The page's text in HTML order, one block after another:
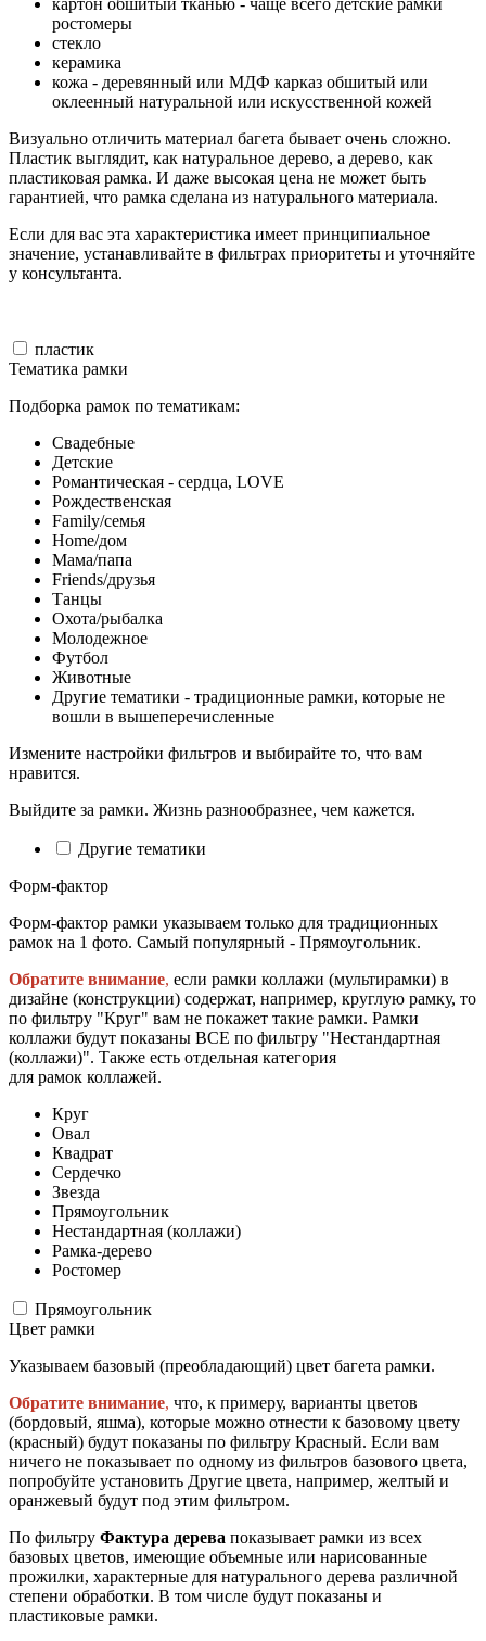
ростомеры
стекло
керамика
кожа - деревянный или МДФ карказ обшитый или
оклеенный натуральной или искусственной кожей
Визуально отличить материал багета бывает очень сложно.
Пластик выглядит, как натуральное дерево, а дерево, как
пластиковая рамка. И даже высокая цена не может быть
гарантией, что рамка сделана из натурального материала.
Если для вас эта характеристика имеет принципиальное
значение, устанавливайте в фильтрах приоритеты и уточняйте
у консультанта.
пластик
Тематика рамки
Подборка рамок по тематикам:
Свадебные
Детские
Романтическая - сердца, LOVE
Рождественская
Family/семья
Home/дом
Мама/папа
Friends/друзья
Танцы
Охота/рыбалка
Молодежное
Футбол
Животные
Другие тематики - традиционные рамки, которые не
вошли в вышеперечисленные
Измените настройки фильтров и выбирайте то, что вам
нравится.
Выйдите за рамки. Жизнь разнообразнее, чем кажется.
Другие тематики
Форм-фактор
Форм-фактор рамки указываем только для традиционных
рамок на 1 фото. Самый популярный - Прямоугольник.
Обратите внимание, если рамки коллажи (мультирамки) в
дизайне (конструкции) содержат, например, круглую рамку, то
по фильтру "Круг" вам не покажет такие рамки. Рамки
коллажи будут показаны ВСЕ по фильтру "Нестандартная
(коллажи)". Также есть отдельная категория
для рамок коллажей.
Круг
Овал
Квадрат
Сердечко
Звезда
Прямоугольник
Нестандартная (коллажи)
Рамка-дерево
Ростомер
Прямоугольник
Цвет рамки
Указываем базовый (преобладающий) цвет багета рамки.
Обратите внимание, что, к примеру, варианты цветов
(бордовый, яшма), которые можно отнести к базовому цвету
(красный) будут показаны по фильтру Красный. Если вам
ничего не показывает по одному из фильтров базового цвета,
попробуйте установить Другие цвета, например, желтый и
оранжевый будут под этим фильтром.
По фильтру Фактура дерева показывает рамки из всех
базовых цветов, имеющие объемные или нарисованные
прожилки, характерные для натурального дерева различной
степени обработки. В том числе будут показаны и
пластиковые рамки.